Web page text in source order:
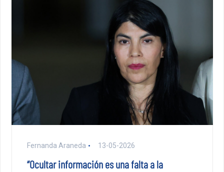
Fernanda Araneda 13-05-2026
“Ocultar información es una falta a la